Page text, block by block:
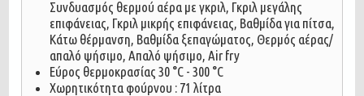
Συνδυασμός θερμού αέρα με γκριλ, Γκριλ μεγάλης
επιφάνειας, Γκριλ μικρής επιφάνειας, Βαθμίδα για πίτσα,
Κάτω θέρμανση, Βαθμίδα ξεπαγώματος, Θερμός αέρας/
απαλό ψήσιμο, Απαλό ψήσιμο, Air fry
Εύρος θερμοκρασίας 30 °C - 300 °C
Χωρητικότητα φούρνου : 71 λίτρα